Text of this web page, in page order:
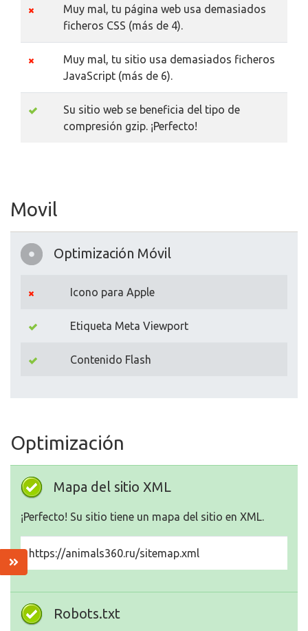
Muy mal, tu página web usa demasiados
ficheros CSS (más de 4).
Muy mal, tu sitio usa demasiados ficheros
JavaScript (más de 6).
Su sitio web se beneficia del tipo de
compresión gzip. ¡Perfecto!
Movil
Optimización Móvil
Icono para Apple
Etiqueta Meta Viewport
Contenido Flash
Optimización
Mapa del sitio XML
¡Perfecto! Su sitio tiene un mapa del sitio en XML.
https://animals360.ru/sitemap.xml
Robots.txt